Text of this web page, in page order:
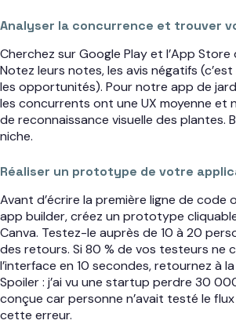
Analyser la concurrence et trouver
Cherchez sur Google Play et l’App Store
Notez leurs notes, les avis négatifs
les opportunités). Pour notre app de
les concurrents ont une UX moyenne et
de reconnaissance visuelle des plantes.
niche.
Réaliser un prototype de votre
Avant d’écrire la première ligne de code
app builder, créez un prototype
Canva. Testez-le auprès de 10 à 20
des retours. Si 80 % de vos testeurs ne
l’interface en 10 secondes, retournez à
Spoiler : j’ai vu une startup perdre 30
conçue car personne n’avait testé le
cette erreur.